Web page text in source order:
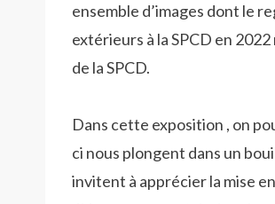
ensemble d’images dont le
extérieurs à la SPCD en
de la SPCD.
Dans cette exposition , on
ci nous plongent dans un
invitent à apprécier la mise